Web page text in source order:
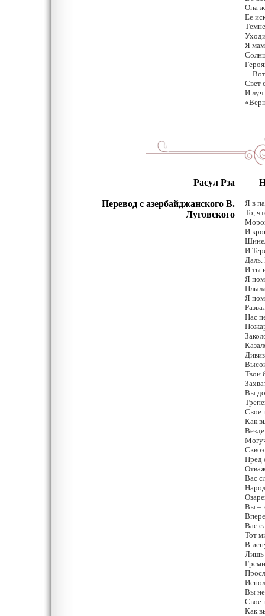
Она ж
Ее
Я
…Вот
Свет
И луч
Расул Рза
Перевод с азербайджанского В.
Луговского
Я в
То,
И
И
Даль.
И ты
Я
Я
Нас
Твои
Вы
Свое
Как
Пред
Вас
Вы –
Вас
Тот
В
Лишь
Вы
Свое
Как